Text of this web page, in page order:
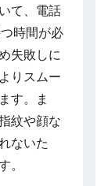
て、電話
時間が必
失敗しに
りスムー
す。ま
紋や顔な
ないた